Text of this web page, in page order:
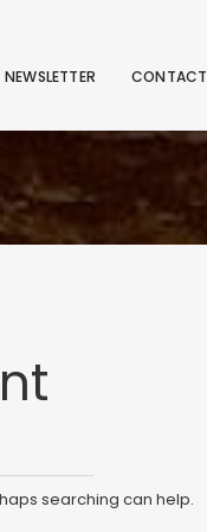
NEWSLETTER CONTACT
searching can help.